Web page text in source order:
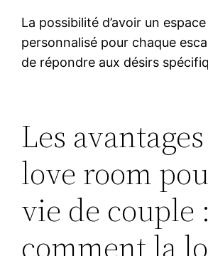
La possibilité d’avoir un
personnalisé pour chaque
de répondre aux désirs
Les
love room
vie de couple :